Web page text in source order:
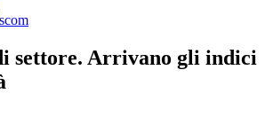
settore. Arrivano gli indici